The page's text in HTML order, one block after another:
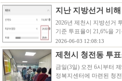
지난 지방선거 비
2026년 제천시 지방선거
기준 투표율이 21,6%을
2026-06-03 12:08:13
제천시 청전동 투
금일(3일) 오전 6시부터
정복지센터에 마련된 청